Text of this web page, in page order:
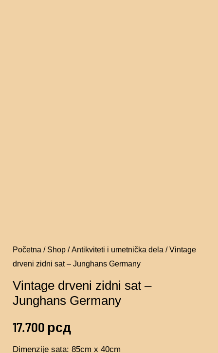
Početna / Shop /Antikviteti i umetnička dela / Vintage
drveni zidni sat – Junghans Germany
Vintage drveni zidni sat –
Junghans Germany
17.700 рсд
Dimenzije sata: 85cm x 40cm